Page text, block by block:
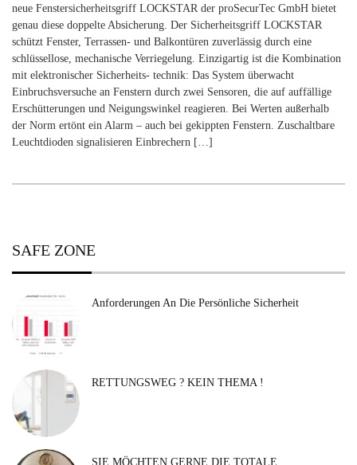
neue Fenstersicherheitsgriff LOCKSTAR der proSecurTec GmbH bietet
genau diese doppelte Absicherung. Der Sicherheitsgriff LOCKSTAR
schützt Fenster, Terrassen- und Balkontüren zuverlässig durch eine
schlüssellose, mechanische Verriegelung. Einzigartig ist die Kombination
mit elektronischer Sicherheits- technik: Das System überwacht
Einbruchsversuche an Fenstern durch zwei Sensoren, die auf auffällige
Erschütterungen und Neigungswinkel reagieren. Bei Werten außerhalb
der Norm ertönt ein Alarm – auch bei gekippten Fenstern. Zuschaltbare
Leuchtdioden signalisieren Einbrechern […]
SAFE ZONE
Anforderungen An Die Persönliche Sicherheit
RETTUNGSWEG ? KEIN THEMA !
SIE MÖCHTEN GERNE DIE TOTALE